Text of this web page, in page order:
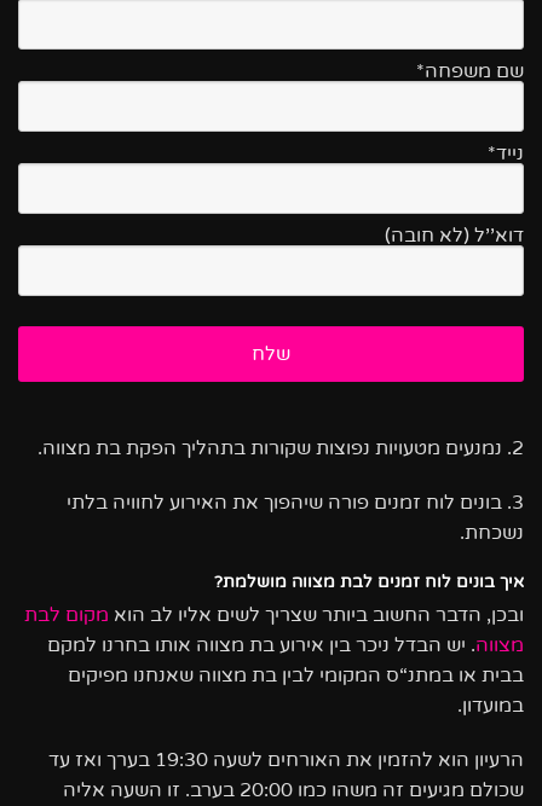
שם משפחה*
נייד*
דוא''ל (לא חובה)
2. נמנעים מטעויות נפוצות שקורות בתהליך הפקת בת מצווה.
3. בונים לוח זמנים פורה שיהפוך את האירוע לחוויה בלתי
נשכחת.
איך בונים לוח זמנים לבת מצווה מושלמת?
ובכן, הדבר החשוב ביותר שצריך לשים אליו לב הוא מקום לבת
מצווה. יש הבדל ניכר בין אירוע בת מצווה אותו בחרנו למקם
בבית או במתנ“ס המקומי לבין בת מצווה שאנחנו מפיקים
במועדון.
הרעיון הוא להזמין את האורחים לשעה 19:30 בערך ואז עד
שכולם מגיעים זה משהו כמו 20:00 בערב. זו השעה אליה